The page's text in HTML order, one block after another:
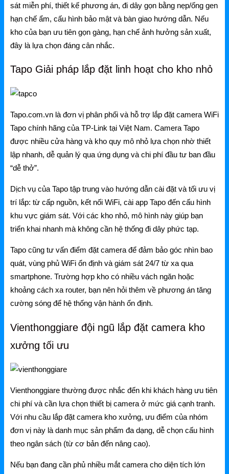
Grandstream Thiết bị Hội Nghị
DLink
Phụ Kiện DLink
DLink 4G
sát miễn phí, thiết kế phương án, đi dây gọn bằng nẹp/ống gen
hạn chế ẩm, cấu hình bảo mật và bàn giao hướng dẫn. Nếu
kho của bạn ưu tiên gọn gàng, hạn chế ảnh hưởng sản xuất,
đây là lựa chọn đáng cân nhắc.
Tapo Giải pháp lắp đặt linh hoạt cho kho nhỏ
Tapo.com.vn là đơn vị phân phối và hỗ trợ lắp đặt camera WiFi
Tapo chính hãng của TP-Link tại Việt Nam. Camera Tapo
được nhiều cửa hàng và kho quy mô nhỏ lựa chọn nhờ thiết
lập nhanh, dễ quản lý qua ứng dụng và chi phí đầu tư ban đầu
“dễ thở”.
Dịch vụ của Tapo tập trung vào hướng dẫn cài đặt và tối ưu vị
trí lắp: từ cấp nguồn, kết nối WiFi, cài app Tapo đến cấu hình
khu vực giám sát. Với các kho nhỏ, mô hình này giúp bạn
triển khai nhanh mà không cần hệ thống đi dây phức tạp.
Tapo cũng tư vấn điểm đặt camera để đảm bảo góc nhìn bao
quát, vùng phủ WiFi ổn định và giám sát 24/7 từ xa qua
smartphone. Trường hợp kho có nhiều vách ngăn hoặc
khoảng cách xa router, bạn nên hỏi thêm về phương án tăng
cường sóng để hệ thống vận hành ổn định.
Vienthonggiare đội ngũ lắp đặt camera kho
xưởng tối ưu
Vienthonggiare thường được nhắc đến khi khách hàng ưu tiên
chi phí và cần lựa chọn thiết bị camera ở mức giá cạnh tranh.
Với nhu cầu lắp đặt camera kho xưởng, ưu điểm của nhóm
đơn vị này là danh mục sản phẩm đa dạng, dễ chọn cấu hình
theo ngân sách (từ cơ bản đến nâng cao).
Nếu bạn đang cần phủ nhiều mắt camera cho diện tích lớn